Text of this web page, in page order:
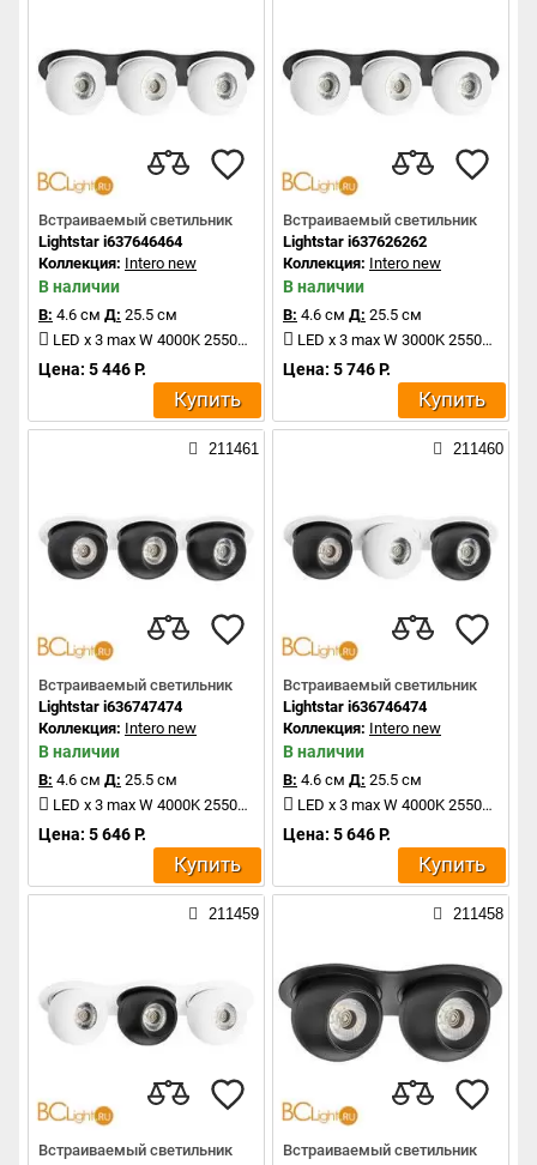
Встраиваемый светильник
Lightstar i637646464
Коллекция: Intero new
В наличии
В: 4.6 см Д: 25.5 см
LED x 3 max W 4000K 2550Lm
Цена: 5 446 Р.
Купить
Встраиваемый светильник
Lightstar i637626262
Коллекция: Intero new
В наличии
В: 4.6 см Д: 25.5 см
LED x 3 max W 3000K 2550Lm
Цена: 5 746 Р.
Купить
211461
Встраиваемый светильник
Lightstar i636747474
Коллекция: Intero new
В наличии
В: 4.6 см Д: 25.5 см
LED x 3 max W 4000K 2550Lm
Цена: 5 646 Р.
Купить
211460
Встраиваемый светильник
Lightstar i636746474
Коллекция: Intero new
В наличии
В: 4.6 см Д: 25.5 см
LED x 3 max W 4000K 2550Lm
Цена: 5 646 Р.
Купить
211459
Встраиваемый светильник
211458
Встраиваемый светильник